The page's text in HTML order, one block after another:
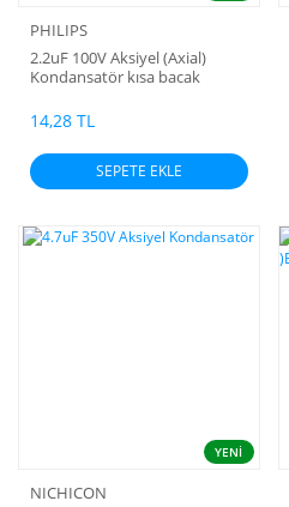
PHILIPS
2.2uF 100V Aksiyel (Axial)
Kondansatör kısa bacak
14,28 TL
SEPETE EKLE
YENİ
NICHICON